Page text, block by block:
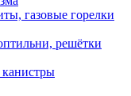
газовые горелки
решётки